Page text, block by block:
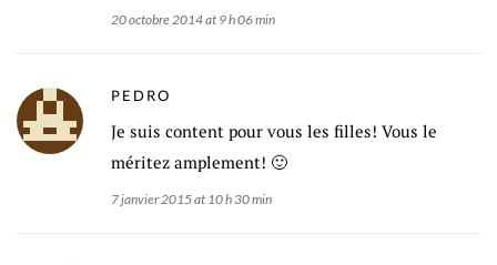
20 octobre 2014 at 9 h 06 min
PEDRO
Je suis content pour vous les filles! Vous le
méritez amplement! 🙂
7 janvier 2015 at 10 h 30 min